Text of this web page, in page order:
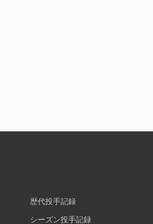
歴代投手記録
シーズン投手記録